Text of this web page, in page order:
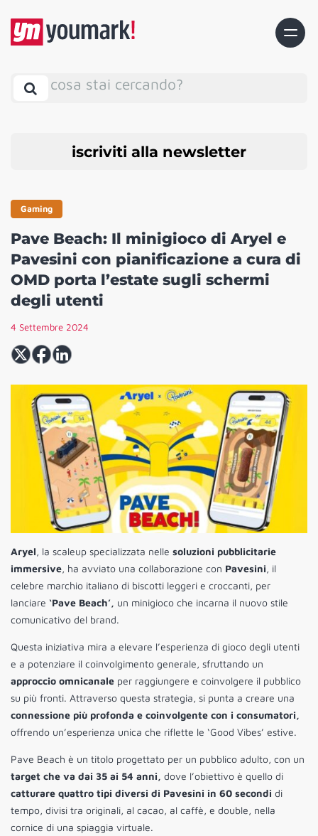
cosa stai cercando?
iscriviti alla newsletter
Gaming
Pave Beach: Il minigioco di Aryel e
Pavesini con pianificazione a cura di
OMD porta l’estate sugli schermi
degli utenti
4 Settembre 2024
Aryel, la scaleup specializzata nelle soluzioni pubblicitarie
immersive, ha avviato una collaborazione con Pavesini, il
celebre marchio italiano di biscotti leggeri e croccanti, per
lanciare ‘Pave Beach’, un minigioco che incarna il nuovo stile
comunicativo del brand.
Questa iniziativa mira a elevare l’esperienza di gioco degli utenti
e a potenziare il coinvolgimento generale, sfruttando un
approccio omnicanale per raggiungere e coinvolgere il pubblico
su più fronti. Attraverso questa strategia, si punta a creare una
connessione più profonda e coinvolgente con i consumatori,
offrendo un’esperienza unica che riflette le ‘Good Vibes’ estive.
Pave Beach è un titolo progettato per un pubblico adulto, con un
target che va dai 35 ai 54 anni, dove l’obiettivo è quello di
catturare quattro tipi diversi di Pavesini in 60 secondi di
tempo, divisi tra originali, al cacao, al caffè, e double, nella
cornice di una spiaggia virtuale.